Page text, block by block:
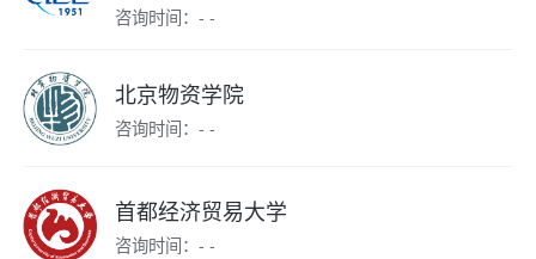
咨询时间：- -
北京物资学院
咨询时间：- -
首都经济贸易大学
咨询时间：- -